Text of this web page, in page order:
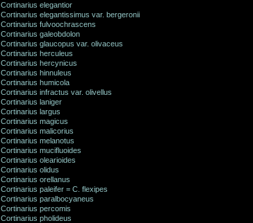
Cortinarius elegantior
Cortinarius elegantissimus var. bergeronii
Cortinarius fulvoochrascens
Cortinarius galeobdolon
Cortinarius glaucopus var. olivaceus
Cortinarius herculeus
Cortinarius hercynicus
Cortinarius hinnuleus
Cortinarius humicola
Cortinarius infractus var. olivellus
Cortinarius laniger
Cortinarius largus
Cortinarius magicus
Cortinarius malicorius
Cortinarius melanotus
Cortinarius mucifluoides
Cortinarius olearioides
Cortinarius olidus
Cortinarius orellanus
Cortinarius paleifer = C. flexipes
Cortinarius paralbocyaneus
Cortinarius percomis
Cortinarius pholideus